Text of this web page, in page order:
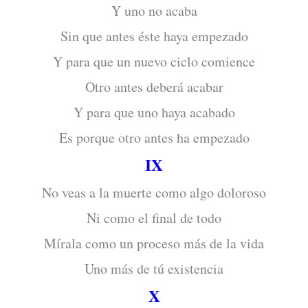
Y uno no acaba
Sin que antes éste haya empezado
Y para que un nuevo ciclo comience
Otro antes deberá acabar
Y para que uno haya acabado
Es porque otro antes ha empezado
IX
No veas a la muerte como algo doloroso
Ni como el final de todo
Mírala como un proceso más de la vida
Uno más de tú existencia
X